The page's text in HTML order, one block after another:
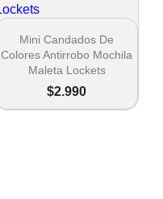
 Vista rápida
Mini Candados De
Colores Antirrobo Mochila
Maleta Lockets
$2.990